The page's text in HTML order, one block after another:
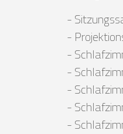
-
-
-
-
-
-
-